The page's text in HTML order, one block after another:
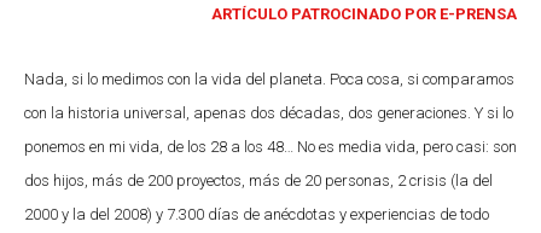
ARTÍCULO PATROCINADO POR E-PRENSA
Nada, si lo medimos con la vida del planeta. Poca cosa, si comparamos
con la historia universal, apenas dos décadas, dos generaciones. Y si lo
ponemos en mi vida, de los 28 a los 48… No es media vida, pero casi: son
dos hijos, más de 200 proyectos, más de 20 personas, 2 crisis (la del
2000 y la del 2008) y 7.300 días de anécdotas y experiencias de todo